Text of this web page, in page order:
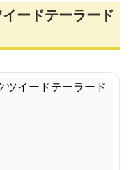
ードテーラード